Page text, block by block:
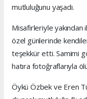
mutluluğunu yaşadı.
Misafirleriyle
özel günlerinde
teşekkür etti. Samimi
hatıra fotoğraflarıyla
Öykü Özbek ve Eren